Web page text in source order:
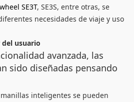
SE3T, SE3S, entre otras, se
necesidades de viaje y uso
del usuario
avanzada, las
sido diseñadas pensando
manillas inteligentes se pueden